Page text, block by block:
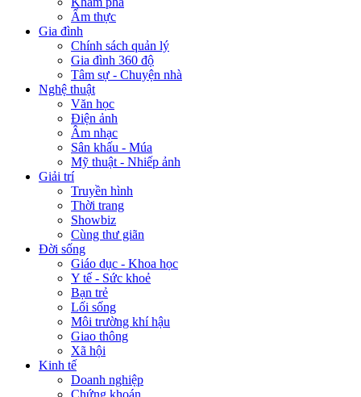
Ẩm thực
Gia đình
Chính sách quản lý
Gia đình 360 độ
Tâm sự - Chuyện nhà
Nghệ thuật
Văn học
Điện ảnh
Âm nhạc
Sân khấu - Múa
Mỹ thuật - Nhiếp ảnh
Giải trí
Truyền hình
Thời trang
Showbiz
Cùng thư giãn
Đời sống
Giáo dục - Khoa học
Y tế - Sức khoẻ
Bạn trẻ
Lối sống
Môi trường khí hậu
Giao thông
Xã hội
Kinh tế
Doanh nghiệp
Chứng khoán